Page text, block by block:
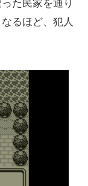
た民家を通り
るほど、犯人